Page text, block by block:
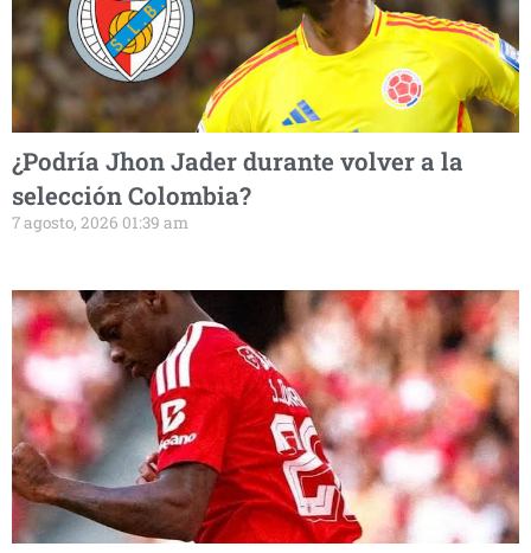
¿Podría Jhon Jader durante volver a la
selección Colombia?
7 agosto, 2026 01:39 am